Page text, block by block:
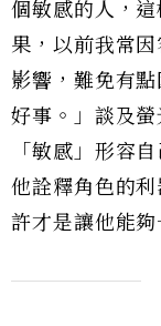
個敏感的人，
果，以前我常
影響，難免有
好事。」談及
「敏感」形容
他詮釋角色的
許才是讓他能